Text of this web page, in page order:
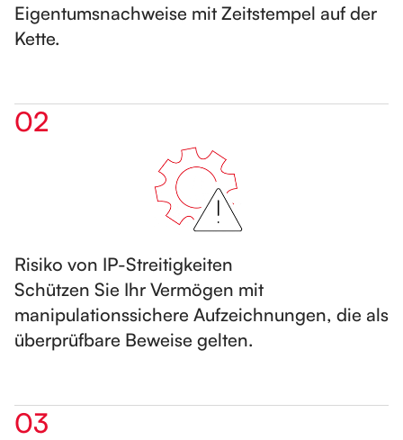
Eigentumsnachweise mit Zeitstempel auf der
Kette.
02
Risiko von IP-Streitigkeiten
Schützen Sie Ihr Vermögen mit
manipulationssichere Aufzeichnungen, die als
überprüfbare Beweise gelten.
03